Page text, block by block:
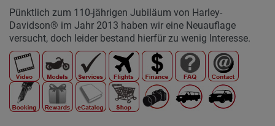
Pünktlich zum 110-jährigen Jubiläum von Harley-
Davidson® im Jahr 2013 haben wir eine Neuauflage
versucht, doch leider bestand hierfür zu wenig Interesse.